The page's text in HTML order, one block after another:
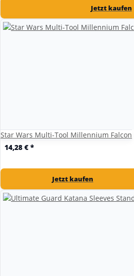
Jetzt kaufen
Star Wars Multi-Tool Millennium Falcon
14,28 € *
Jetzt kaufen